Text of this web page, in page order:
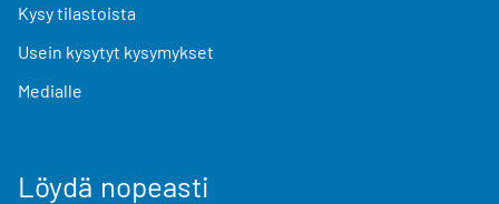
Kysy tilastoista
Usein kysytyt kysymykset
Medialle
Löydä nopeasti